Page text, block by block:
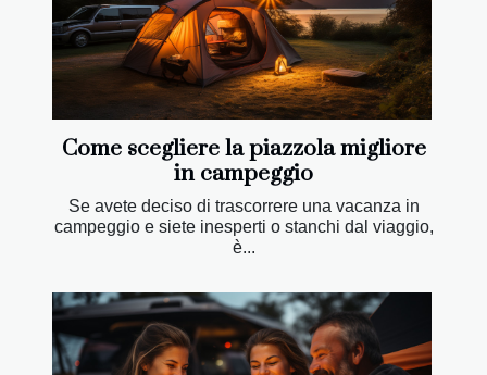
Come scegliere la piazzola migliore
in campeggio
Se avete deciso di trascorrere una vacanza in
campeggio e siete inesperti o stanchi dal viaggio,
è...